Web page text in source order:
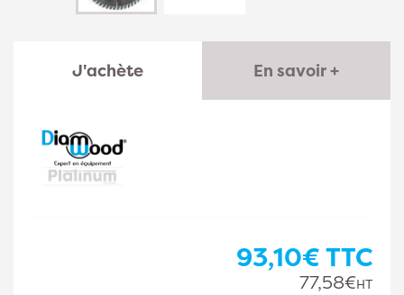
J'achète En savoir +
93,10€TTC
77,58€HT